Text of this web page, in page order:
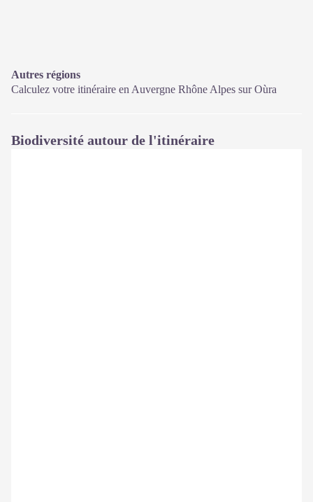
Autres régions
Calculez votre itinéraire en Auvergne Rhône Alpes surOùra
Biodiversité autour de l'itinéraire